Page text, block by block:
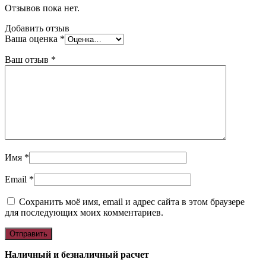
Отзывов пока нет.
Добавить отзыв
Ваша оценка *
Ваш отзыв *
Имя *
Email *
Сохранить моё имя, email и адрес сайта в этом браузере
для последующих моих комментариев.
Наличный и безналичный расчет